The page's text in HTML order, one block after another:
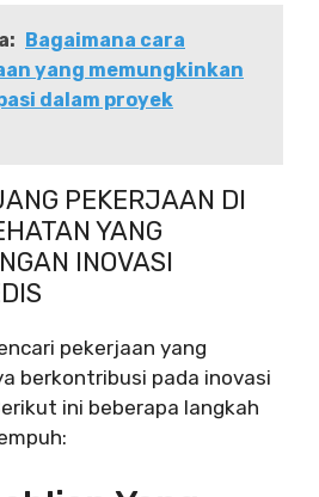
Bagaimana cara
yang memungkinkan
dalam proyek
PEKERJAAN DI
YANG
INOVASI
pekerjaan yang
berkontribusi pada inovasi
ini beberapa langkah